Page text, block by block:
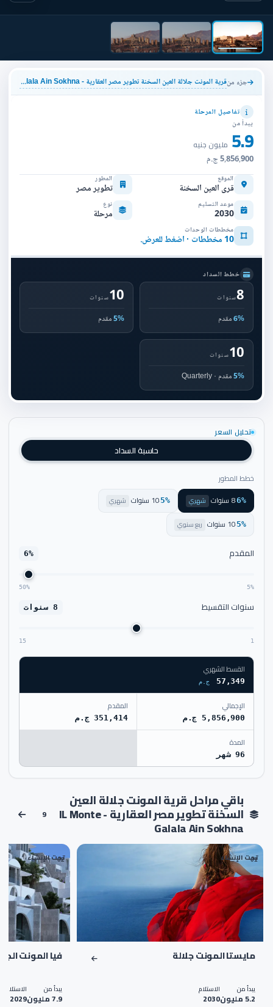
جزء من قرية المونت جلالة العين السخنة تطوير مصر العقارية - IL Monte Galala Ain Sokhna
تفاصيل المرحلة
يبدأ من
5.9 مليون جنيه
5,856,900 ج.م
الموقع
قرى العين السخنة
المطور
تطوير مصر
موعد التسليم
2030
نوع
مرحلة
مخططات الوحدات
10 مخططات · اضغط للعرض
خطط السداد
8سنوات
6%مقدم
10سنوات
5%مقدم
10سنوات
5%مقدم · Quarterly
تحليل السعر
حاسبة السداد
خطط المطور
6%
·8 سنوات شهري 5%
·10 سنوات شهري
5%
·10 سنوات ربع سنوي
المقدم 6%
5%
50%
سنوات التقسيط 8 سنوات
1
15
القسط الشهري
57,349 ج.م
الإجمالي
5,856,900 ج.م
المقدم
351,414 ج.م
المدة
96 شهر
باقي مراحل قرية المونت جلالة العين
السخنة تطوير مصر العقارية - IL Monte
Galala Ain Sokhna
9
تحت الإنشاء
01
مايستا المونت جلالة
يبدأ من
5.2 مليون
الاستلام
2030
تحت الإنشاء
02
فيا المونت
يبدأ من
7.9 مليون
الاستلام
2029